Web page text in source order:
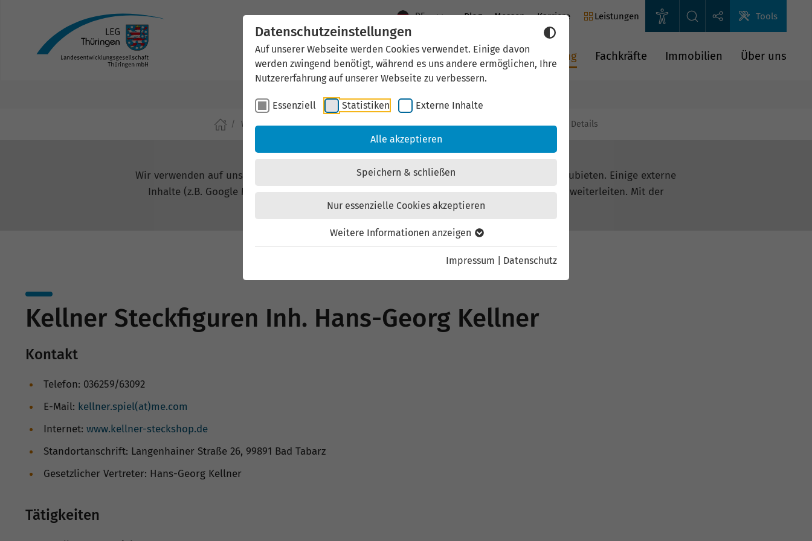
Datenschutzeinstellungen
Auf unserer Webseite werden Cookies verwendet. Einige davon
werden zwingend benötigt, während es uns andere ermöglichen, Ihre
Nutzererfahrung auf unserer Webseite zu verbessern.
Essenziell Statistiken Externe Inhalte
Alle akzeptieren
Speichern & schließen
Nur essenzielle Cookies akzeptieren
Weitere Informationen anzeigen
Impressum Datenschutz
DE Blog Messen Karriere Leistungen Tools
Aktuelles Standort Thüringen Wirtschaftsförderung Fachkräfte Immobilien Über uns
Wirtschaftsförderung Investieren & Ansiedeln Unternehmen & Technologien Details
Externen Inhalt laden
Wir verwenden auf unserer Website externe Inhalte, um Ihnen zusätzliche Informationen anzubieten. Einige externe
Inhalte (z.B. Google Maps, Youtube) können persönliche Daten (z.B. IP-Adresse) an Google weiterleiten. Mit der
Bestätigung erklären Sie sich damit einverstanden.
Einstellungen anzeigen
Kellner Steckfiguren Inh. Hans-Georg Kellner
Kontakt
Telefon: 036259/63092
E-Mail: kellner.spiel(at)me.com
Internet: www.kellner-steckshop.de
Standortanschrift: Langenhainer Straße 26, 99891 Bad Tabarz
Gesetzlicher Vertreter: Hans-Georg Kellner
Tätigkeiten